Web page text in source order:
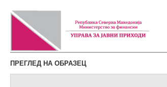
ПРЕГЛЕД НА ОБРАЗЕЦ